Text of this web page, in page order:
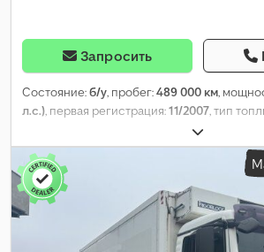
Запросить
Состояние:б/у, пробег:489 000 км,
л.с.), первая регистрация:11/2007, тип
, конфигурация осей:
передачи:автоматический, класс
Оборудование: